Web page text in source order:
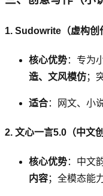
1. Sudowrite（虚构创
核心优势：专为
造、文风模仿；
适合：网文、小
2. 文心一言5.0（中文
核心优势：中文
内容；全模态能